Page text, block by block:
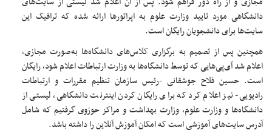
دانشگاهی مورد تایید وزارت علوم به اپراتورها ارائه شده که ترافیک این
سایت‌ها برای دانشجویان رایگان است.
همچنین پس از تصمیم به برگزاری کلاس‌های دانشگاه‌ها به‌صورت مجازی،
اعلام شد آی‌پی‌هایی که توسط دانشگاه‌ها به وزارت ارتباطات اعلام شود، رایگان
است. حسین فلاح جوشقانی -رئیس سازمان تنظیم مقررات و ارتباطات
رادیویی- نیز اعلام کرد که برای رایگان کردن اینترنت دانشگاهی، لیستی از
دانشگاه‌ها و وزارت علوم، وزارت بهداشت و مراکز حوزوی گرفتیم که شامل
آدرس سایت‌های آموزشی است که امکان آموزش آنلاین را داشته باشد.